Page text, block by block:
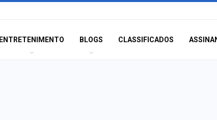
ENTRETENIMENTO BLOGS CLASSIFICADOS